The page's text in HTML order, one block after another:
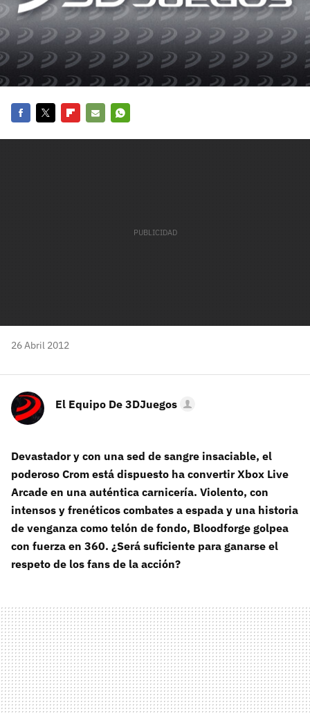
26 Abril 2012
El Equipo De 3DJuegos
Devastador y con una sed de sangre insaciable, el
poderoso Crom está dispuesto ha convertir Xbox Live
Arcade en una auténtica carnicería. Violento, con
intensos y frenéticos combates a espada y una historia
de venganza como telón de fondo, Bloodforge golpea
con fuerza en 360. ¿Será suficiente para ganarse el
respeto de los fans de la acción?
¿Todavía no tienes cuenta?
Regístrate gratis
disponible, pero puedes seguir usando tu cuenta
carácter inicial), pero no mayúsculas, espacios, tildes
o caracteres especiales.
He leído y acepto lapolitica de privacidad y
de participación
Registrarse en 3DJuegos